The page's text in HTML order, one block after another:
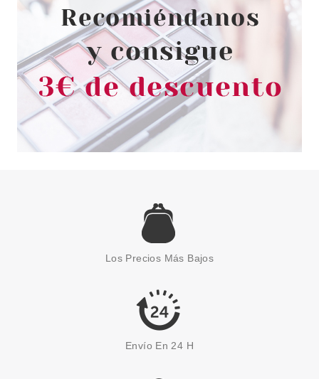
-14% 2.15€
ESSENCE
ESSENCE EXFOLIANTE LABIAL
LIP CARE SUGAR SCRUB 02
MATCHA LATTE 9 GR
3.15€
Los Precios Más Bajos
Envío En 24 H